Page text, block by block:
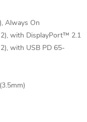
Always On
with DisplayPort™ 2.1
with USB PD 65-